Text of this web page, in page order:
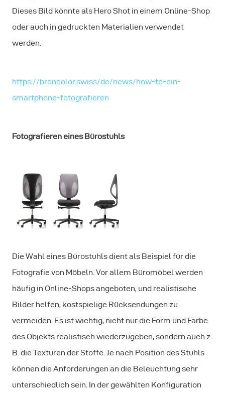
Dieses Bild könnte als Hero Shot in einem Online-Shop
oder auch in gedruckten Materialien verwendet
werden.
https://broncolor.swiss/de/news/how-to-ein-
smartphone-fotografieren
Fotografieren eines Bürostuhls
Die Wahl eines Bürostuhls dient als Beispiel für die
Fotografie von Möbeln. Vor allem Büromöbel werden
häufig in Online-Shops angeboten, und realistische
Bilder helfen, kostspielige Rücksendungen zu
vermeiden. Es ist wichtig, nicht nur die Form und Farbe
des Objekts realistisch wiederzugeben, sondern auch z.
B. die Texturen der Stoffe. Je nach Position des Stuhls
können die Anforderungen an die Beleuchtung sehr
unterschiedlich sein. In der gewählten Konfiguration